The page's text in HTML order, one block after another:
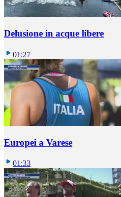
Delusione in acque libere
01:27
Europei a Varese
01:33